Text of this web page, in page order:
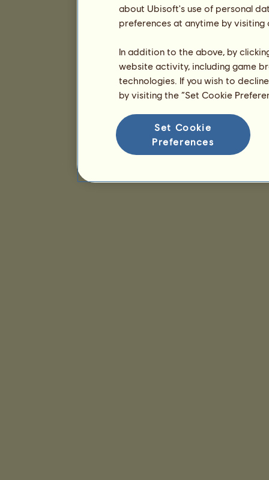
about Ubisoft's use of personal
preferences at anytime by
In addition to the above, by
website activity, including game
technologies. If you wish to
by visiting the “Set Cookie
Set Cookie
Preferences